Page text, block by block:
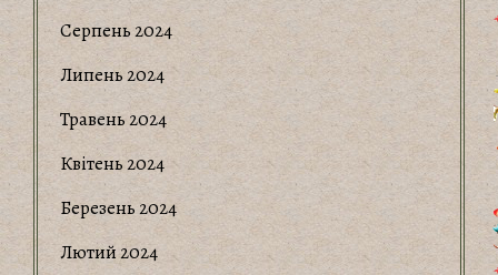
Серпень 2024
Липень 2024
Травень 2024
Квітень 2024
Березень 2024
Лютий 2024